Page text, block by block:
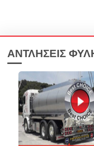
ΑΝΤΛΗΣΕΙΣ